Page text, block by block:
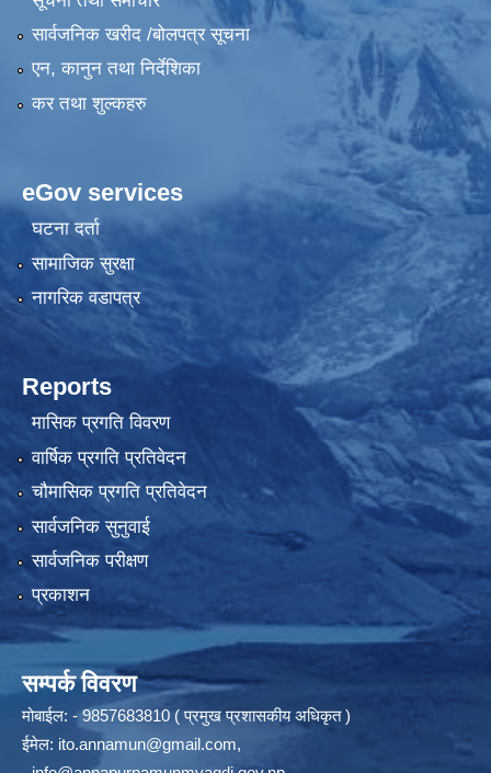
सार्वजनिक खरीद /बोलपत्र सूचना
एन, कानुन तथा निर्देशिका
कर तथा शुल्कहरु
eGov services
घटना दर्ता
सामाजिक सुरक्षा
नागरिक वडापत्र
Reports
मासिक प्रगति विवरण
वार्षिक प्रगति प्रतिवेदन
चौमासिक प्रगति प्रतिवेदन
सार्वजनिक सुनुवाई
सार्वजनिक परीक्षण
प्रकाशन
सम्पर्क विवरण
मोबाईल: - 9857683810 ( प्रमुख प्रशासकीय अधिकृत )
ईमेल: ito.annamun@gmail.com,